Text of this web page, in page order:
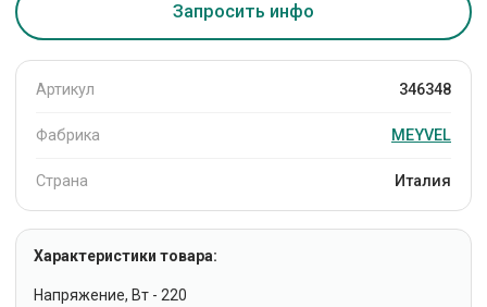
Запросить инфо
Артикул 346348
Фабрика MEYVEL
Страна Италия
Характеристики товара:
Напряжение, Вт - 220